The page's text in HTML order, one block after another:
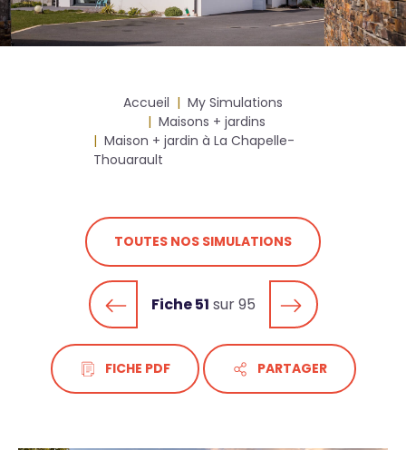
d'Ariane
Accueil
My Simulations
Maisons + jardins
Maison + jardin à La Chapelle-
Thouarault
TOUTES NOS SIMULATIONS
Fiche 51 sur 95
FICHE PDF PARTAGER